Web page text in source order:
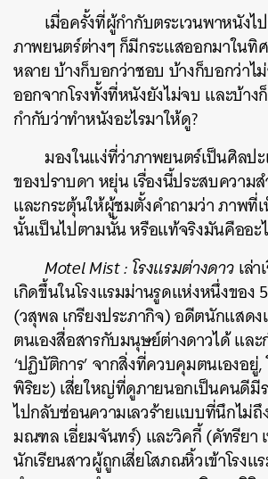
เมื่อครั้งที่ผู้กำกับตระเวนพาหนังไ
ภาพยนตร์ต่างๆ ก็มีกระแสออกมาในทิ
หลาย บ้างก็บอกว่าชอบ บ้างก็บอกว่าไ
ออกจากโรงทั้งที่หนังยังไม่จบ และบ้าง
กำกับว่าทำหนังอะไรมาให้ดู?
มองในแง่ที่ว่าภาพยนตร์เป็นศิลป
ของปราบดา หยุ่น เรื่องนี้ประสบความ
และกระตุ้นให้ผู้ชมตั้งคำถามว่า ภาพที่เ
นั้นเป็นไปตามนั้น หรือแท้จริงมันคืออะ
Motel Mist : โรงแรมต่างดาวเล่
เกิดขึ้นในโรงแรมม่านรูดแห่งหนึ่งของ
(วสุพล เกรียงประภากิจ) อดีตนักแสดง
ตนเองสื่อสารกับมนุษย์ต่างดาวได้ และ
‘ปฏิบัติการ’ จากสิ่งที่ควบคุมตนเองอ
พิริยะ) เสี่ยใหญ่ที่ดูภายนอกเป็นคนดีมี
ไปกลับซ่อนความเลวร้ายแบบที่นึกไม่ถึ
มณฑล เอี่ยมจันทร์) และวิคกี้ (คัทรียา
นักเรียนสาวผู้ถูกเสี่ยโสภณหิ้วเข้าโรงแ